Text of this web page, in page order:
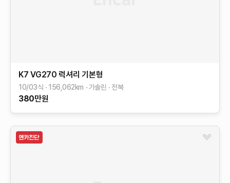
K7 VG270 럭셔리 기본형
10/03식 156,062km 가솔린 전북
380만원